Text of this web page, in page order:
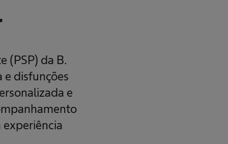
(PSP) da B.
e disfunções
e